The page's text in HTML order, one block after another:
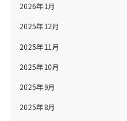
2026年1月
2025年12月
2025年11月
2025年10月
2025年9月
2025年8月